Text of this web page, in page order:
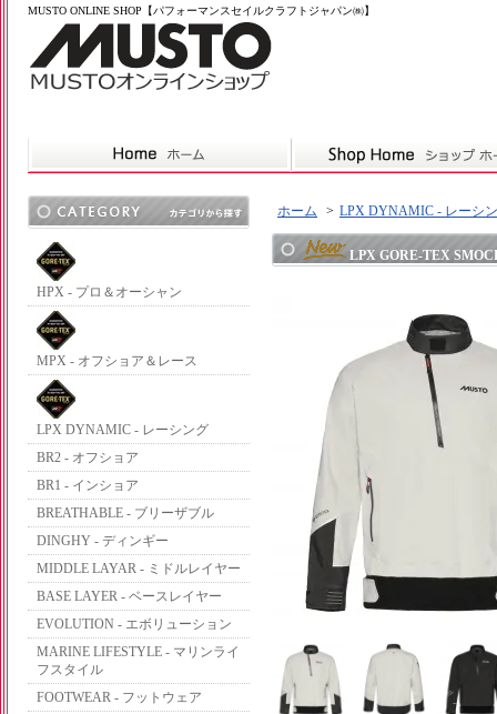
MUSTO ONLINE SHOP【パフォーマンスセイルクラフトジャパン㈱】
HPX - プロ＆オーシャン
MPX - オフショア＆レース
LPX DYNAMIC - レーシング
BR2 - オフショア
BR1 - インショア
BREATHABLE - ブリーザブル
DINGHY - ディンギー
MIDDLE LAYAR - ミドルレイヤー
BASE LAYER - ベースレイヤー
EVOLUTION - エボリューション
MARINE LIFESTYLE - マリンライ
フスタイル
FOOTWEAR - フットウェア
ホーム > LPX DYNAMIC - レーシ
LPX GORE-TEX